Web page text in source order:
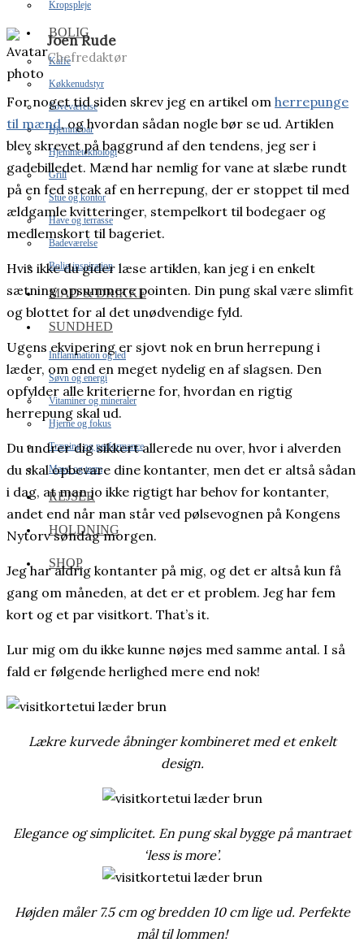
Kropspleje
BOLIG
Kaffe
Køkkenudstyr
Soveværelse
Hjemmebar
Hjemmeteknologi
Grill
Stue og kontor
Have og terrasse
Badeværelse
Bolig inspiration
MAD & DRIKKE
SUNDHED
Inflammation og led
Søvn og energi
Vitaminer og mineraler
Hjerne og fokus
Træning og performance
Mave og tarm
REJSER
HOLDNING
SHOP
Joen Rude
Chefredaktør
For noget tid siden skrev jeg en artikel om herrepunge
til mænd, og hvordan sådan nogle bør se ud. Artiklen
blev skrevet på baggrund af den tendens, jeg ser i
gadebilledet. Mænd har nemlig for vane at slæbe rundt
på en fed steak af en herrepung, der er stoppet til med
ældgamle kvitteringer, stempelkort til bodegaer og
medlemskort til bageriet.
Hvis ikke du gider læse artiklen, kan jeg i en enkelt
sætning opsummere pointen. Din pung skal være slimfit
og blottet for al det unødvendige fyld.
Ugens ekvipering er sjovt nok en brun herrepung i
læder, om end en meget nydelig en af slagsen. Den
opfylder alle kriterierne for, hvordan en rigtig
herrepung skal ud.
Du undrer dig sikkert allerede nu over, hvor i alverden
du skal opbevare dine kontanter, men det er altså sådan
i dag, at man jo ikke rigtigt har behov for kontanter,
andet end når man står ved pølsevognen på Kongens
Nytorv søndag morgen.
Jeg har aldrig kontanter på mig, og det er altså kun få
gang om måneden, at det er et problem. Jeg har fem
kort og et par visitkort. That’s it.
Lur mig om du ikke kunne nøjes med samme antal. I så
fald er følgende herlighed mere end nok!
Lækre kurvede åbninger kombineret med et enkelt
design.
Elegance og simplicitet. En pung skal bygge på mantraet
‘less is more’.
Højden måler 7.5 cm og bredden 10 cm lige ud. Perfekte
mål til lommen!